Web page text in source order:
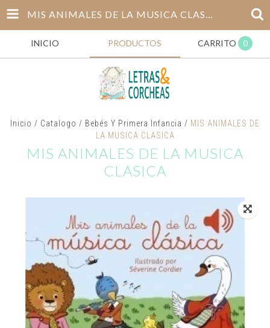
MIS ANIMALES DE LA MUSICA CLASICA
INICIO PRODUCTOS CARRITO 0
Inicio / Catalogo / Bebés Y Primera Infancia / MIS ANIMALES DE
LA MUSICA CLASICA
MIS ANIMALES DE LA MUSICA
CLASICA